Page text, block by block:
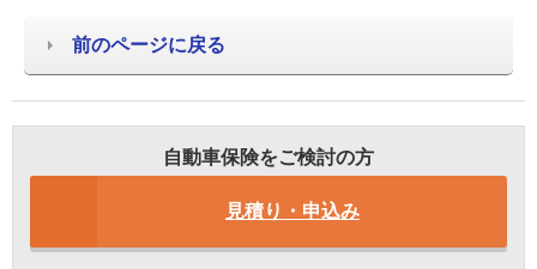
前のページに戻る
自動車保険をご検討の方
見積り・申込み